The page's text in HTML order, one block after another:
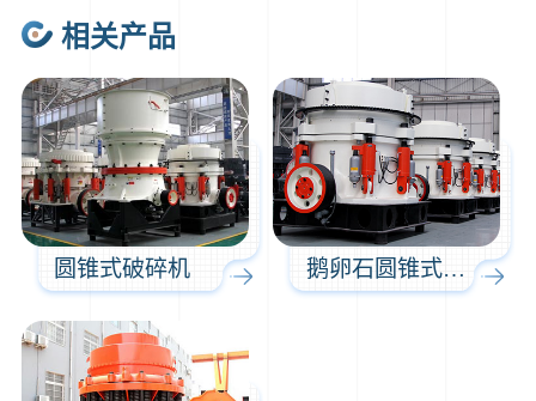
1分钟前 谢先生留言：球磨机多少钱一台？提供型号和参数。
2分钟前 王先生留言：建一条石料破碎生产线，规模300吨/小时，提供设备选型和报价。
5分钟前 陈先生留言：每小时100吨建筑垃圾粉碎机？推荐用什么型号？
相关产品
圆锥式破碎机 鹅卵石圆锥式破碎机